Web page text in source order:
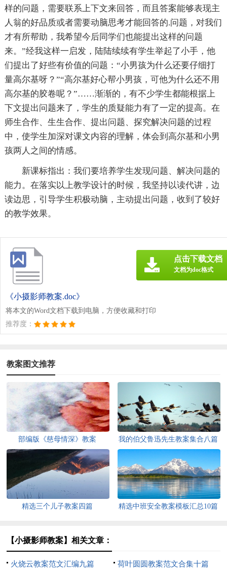
样的问题，需要联系上下文来回答，而且答案能够表现主
人翁的好品质或者需要动脑思考才能回答的.问题，对我们
才有所帮助，我希望今后同学们也能提出这样的问题
来。”经我这样一启发，陆陆续续有学生举起了小手，他
们提出了好些有价值的问题：“小男孩为什么还要仔细打
量高尔基呀？”“高尔基好心帮小男孩，可他为什么还不用
高尔基的胶卷呢？”……渐渐的，有不少学生都能根据上
下文提出问题来了，学生的质疑能力有了一定的提高。在
师生合作、生生合作、提出问题、探究解决问题的过程
中，使学生加深对课文内容的理解，体会到高尔基和小男
孩两人之间的情感。
新课标指出：我们要培养学生发现问题、解决问题的
能力。在落实以上教学设计的时候，我坚持以读代讲，边
读边思，引导学生积极动脑，主动提出问题，收到了较好
的教学效果。
《小摄影师教案.doc》
将本文的Word文档下载到电脑，方便收藏和打印
推荐度：
点击下载文档
文档为doc格式
教案图文推荐
部编版《慈母情深》教案 我的伯父鲁迅先生教案集合八篇
精选三个儿子教案四篇 精选中班安全教案模板汇总10篇
【小摄影师教案】相关文章：
火烧云教案范文汇编九篇 荷叶圆圆教案范文合集十篇